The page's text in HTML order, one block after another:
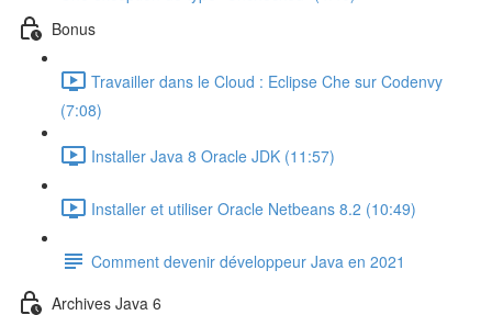
Bonus
Travailler dans le Cloud : Eclipse Che sur Codenvy
(7:08)
Installer Java 8 Oracle JDK (11:57)
Installer et utiliser Oracle Netbeans 8.2 (10:49)
Comment devenir développeur Java en 2021
Archives Java 6